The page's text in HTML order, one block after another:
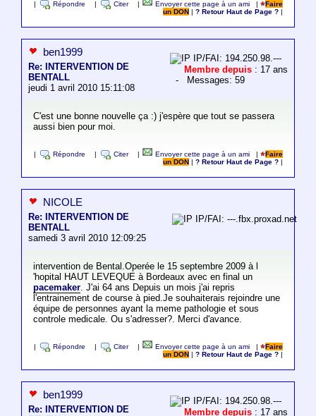
Répondre Citer Envoyer cette page à un ami |
Faire
un DON
|? Retour Haut de Page ?
ben1999
Re: INTERVENTION DE
BENTALL
jeudi 1 avril 2010 15:11:08
IP/FAI: 194.250.98.---
Membre depuis : 17 ans
- Messages: 59
C'est une bonne nouvelle ça :) j'espère que tout se passera
aussi bien pour moi.
Répondre Citer Envoyer cette page à un ami |
Faire
un DON
|? Retour Haut de Page ?
NICOLE
Re: INTERVENTION DE
BENTALL
samedi 3 avril 2010 12:09:25
IP/FAI: ---.fbx.proxad.net
intervention de Bental.Operée le 15 septembre 2009 à l
'hopital HAUT LEVEQUE à Bordeaux avec en final un
pacemaker. J'ai 64 ans Depuis un mois j'ai repris
l'entrainement de course à pied.Je souhaiterais rejoindre une
équipe de personnes ayant la meme pathologie et sous
controle medicale. Ou s'adresser?. Merci d'avance.
Répondre Citer Envoyer cette page à un ami |
Faire
un DON
|? Retour Haut de Page ?
ben1999
Re: INTERVENTION DE
IP/FAI: 194.250.98.---
Membre depuis : 17 ans